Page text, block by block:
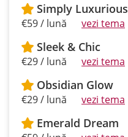
Simply Luxurious
€59 / lună vezi tema
Sleek & Chic
€29 / lună vezi tema
Obsidian Glow
€29 / lună vezi tema
Emerald Dream